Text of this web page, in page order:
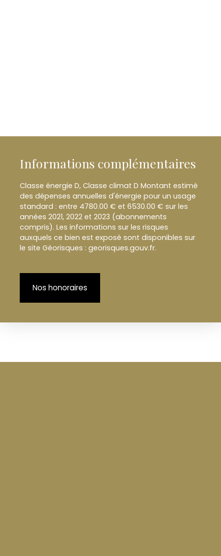
Informations complémentaires
Classe énergie D, Classe climat D Montant estimé
des dépenses annuelles d'énergie pour un usage
standard : entre 4780.00 € et 6530.00 € sur les
années 2021, 2022 et 2023 (abonnements
compris). Les informations sur les risques
auxquels ce bien est exposé sont disponibles sur
le site Géorisques : georisques.gouv.fr.
Nos honoraires